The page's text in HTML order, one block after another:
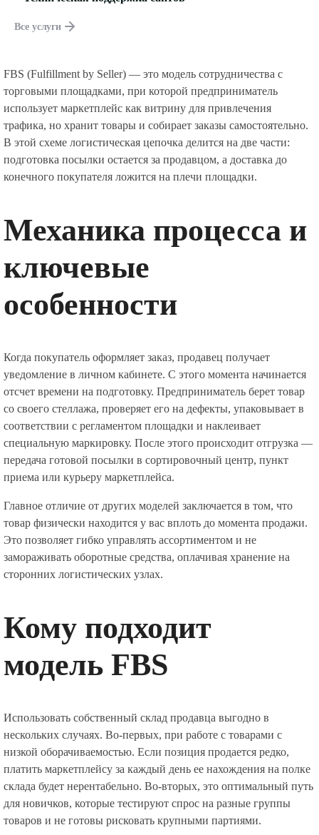
Все услуги
FBS (Fulfillment by Seller) — это модель сотрудничества с
торговыми площадками, при которой предприниматель
использует маркетплейс как витрину для привлечения
трафика, но хранит товары и собирает заказы самостоятельно.
В этой схеме логистическая цепочка делится на две части:
подготовка посылки остается за продавцом, а доставка до
конечного покупателя ложится на плечи площадки.
Механика процесса и
ключевые
особенности
Когда покупатель оформляет заказ, продавец получает
уведомление в личном кабинете. С этого момента начинается
отсчет времени на подготовку. Предприниматель берет товар
со своего стеллажа, проверяет его на дефекты, упаковывает в
соответствии с регламентом площадки и наклеивает
специальную маркировку. После этого происходит отгрузка —
передача готовой посылки в сортировочный центр, пункт
приема или курьеру маркетплейса.
Главное отличие от других моделей заключается в том, что
товар физически находится у вас вплоть до момента продажи.
Это позволяет гибко управлять ассортиментом и не
замораживать оборотные средства, оплачивая хранение на
сторонних логистических узлах.
Кому подходит
модель FBS
Использовать собственный склад продавца выгодно в
нескольких случаях. Во-первых, при работе с товарами с
низкой оборачиваемостью. Если позиция продается редко,
платить маркетплейсу за каждый день ее нахождения на полке
склада будет нерентабельно. Во-вторых, это оптимальный путь
для новичков, которые тестируют спрос на разные группы
товаров и не готовы рисковать крупными партиями.